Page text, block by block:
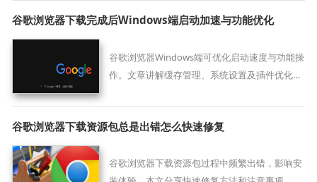
谷歌浏览器下载完成后Windows端启动加速与功能优化
谷歌浏览器Windows端可优化启动速度与功能操
作。文章讲解缓存管理、系统设置及插件优化，
体验。
谷歌浏览器下载资源包总是出错怎么快速修复
谷歌浏览器下载资源包过程中频繁出错，影响安